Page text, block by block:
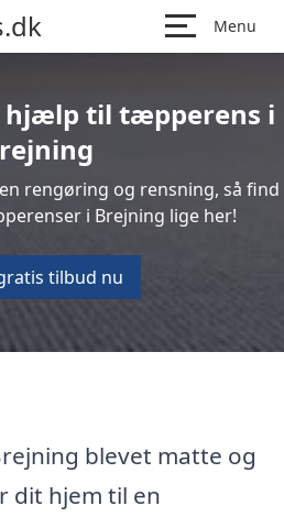
Menu
hjælp til tæpperens i
rengøring og rensning, så find
i Brejning lige her!
tilbud nu
blevet matte og
dit hjem til en